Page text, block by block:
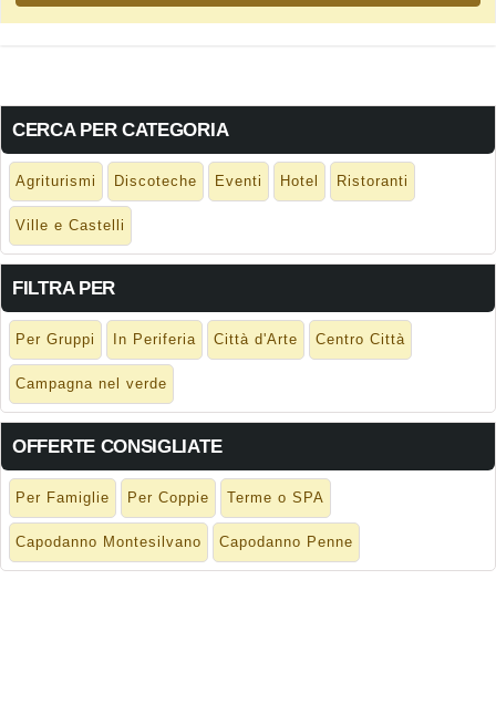
CERCA PER CATEGORIA
Agriturismi Discoteche Eventi Hotel Ristoranti
Ville e Castelli
FILTRA PER
Per Gruppi In Periferia Città d'Arte Centro Città
Campagna nel verde
OFFERTE CONSIGLIATE
Per Famiglie Per Coppie Terme o SPA
Capodanno Montesilvano Capodanno Penne